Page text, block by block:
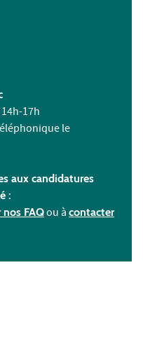
17h
le
aux candidatures
:
FAQou à contacter